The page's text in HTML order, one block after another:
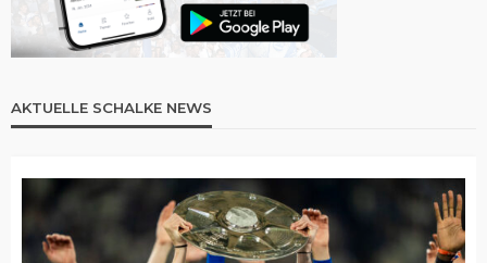
AKTUELLE SCHALKE NEWS